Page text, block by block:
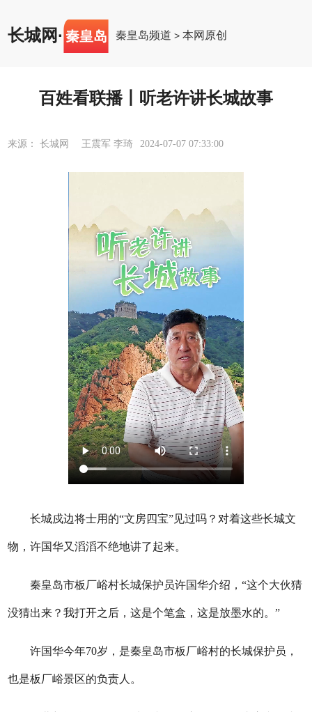
长城网· 秦皇岛 秦皇岛频道 >本网原创
百姓看联播丨听老许讲长城故事
来源： 长城网 王震军 李琦 2024-07-07 07:33:00
长城戍边将士用的“文房四宝”见过吗？对着这些长城文
物，许国华又滔滔不绝地讲了起来。
秦皇岛市板厂峪村长城保护员许国华介绍，“这个大伙猜
没猜出来？我打开之后，这是个笔盒，这是放墨水的。”
许国华今年70岁，是秦皇岛市板厂峪村的长城保护员，
也是板厂峪景区的负责人。